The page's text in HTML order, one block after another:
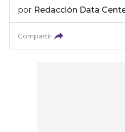
por Redacción Data
Compartir